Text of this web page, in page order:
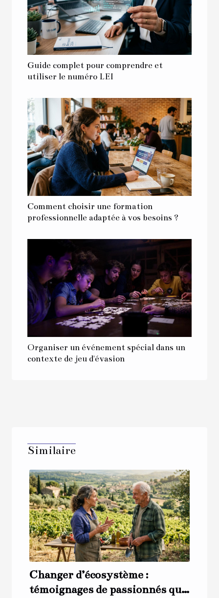
Guide complet pour comprendre et
utiliser le numéro LEI
Comment choisir une formation
professionnelle adaptée à vos besoins ?
Organiser un événement spécial dans un
contexte de jeu d'évasion
Similaire
Changer d’écosystème :
témoignages de passionnés qui